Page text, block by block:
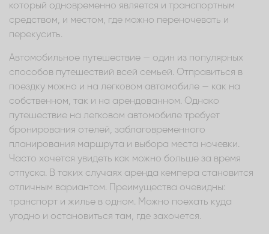
который одновременно является и транспортным
средством, и местом, где можно переночевать и
перекусить.
Автомобильное путешествие — один из популярных
способов путешествий всей семьей. Отправиться в
поездку можно и на легковом автомобиле — как на
собственном, так и на арендованном. Однако
путешествие на легковом автомобиле требует
бронирования отелей, заблаговременного
планирования маршрута и выбора места ночевки.
Часто хочется увидеть как можно больше за время
отпуска. В таких случаях аренда кемпера становится
отличным вариантом. Преимущества очевидны:
транспорт и жилье в одном. Можно поехать куда
угодно и остановиться там, где захочется.